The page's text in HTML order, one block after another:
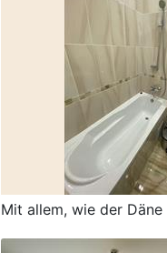
Mit allem, wie der Däne